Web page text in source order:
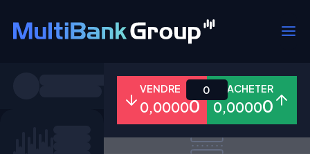
Tous Forex Métaux Actions
VENDRE
0,00000
ACHETER
0,00000
0